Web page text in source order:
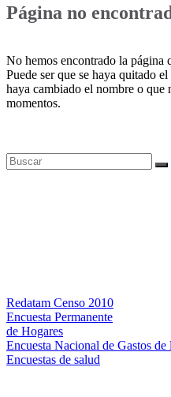
Página no
No hemos encontrado la página
Puede ser que se haya quitado
haya cambiado el nombre o que
momentos.
Redatam Censo 2010
Encuesta Permanente
de Hogares
Encuesta Nacional de Gastos de
Encuestas de salud